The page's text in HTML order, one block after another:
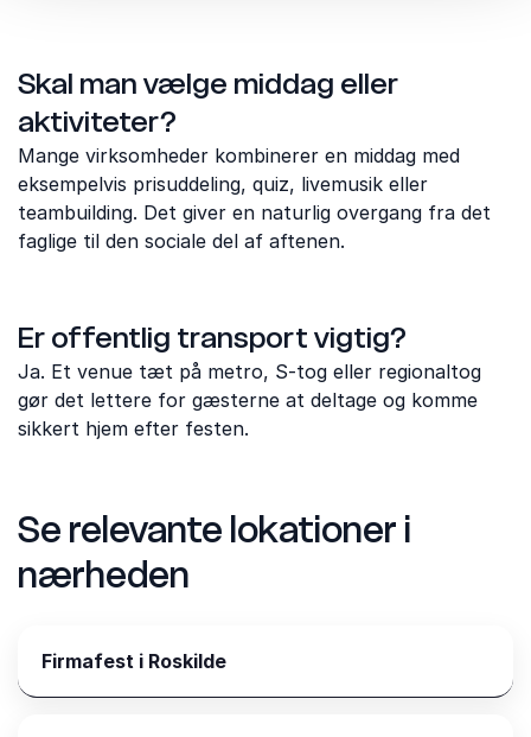
Skal man vælge middag eller
aktiviteter?
Mange virksomheder kombinerer en middag med
eksempelvis prisuddeling, quiz, livemusik eller
teambuilding. Det giver en naturlig overgang fra det
faglige til den sociale del af aftenen.
Er offentlig transport vigtig?
Ja. Et venue tæt på metro, S-tog eller regionaltog
gør det lettere for gæsterne at deltage og komme
sikkert hjem efter festen.
Se relevante lokationer i
nærheden
Firmafest i Roskilde